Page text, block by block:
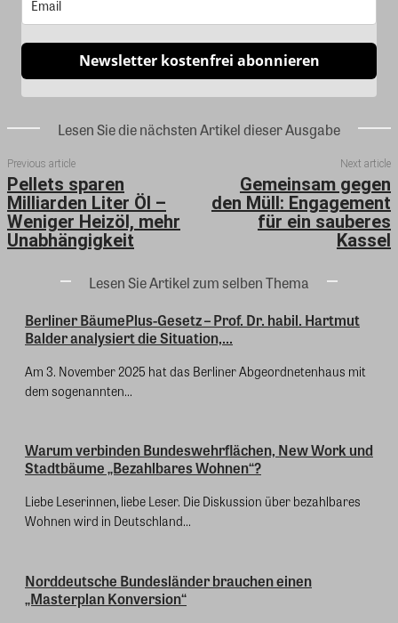
Newsletter kostenfrei abonnieren
Lesen Sie die nächsten Artikel dieser Ausgabe
Previous article
Pellets sparen
Milliarden Liter Öl –
Weniger Heizöl, mehr
Unabhängigkeit
Next article
Gemeinsam gegen
den Müll: Engagement
für ein sauberes
Kassel
Lesen Sie Artikel zum selben Thema
Berliner BäumePlus-Gesetz – Prof. Dr. habil. Hartmut
Balder analysiert die Situation,...
Am 3. November 2025 hat das Berliner Abgeordnetenhaus mit
dem sogenannten...
Warum verbinden Bundeswehrflächen, New Work und
Stadtbäume „Bezahlbares Wohnen“?
Liebe Leserinnen, liebe Leser. Die Diskussion über bezahlbares
Wohnen wird in Deutschland...
Norddeutsche Bundesländer brauchen einen
„Masterplan Konversion“